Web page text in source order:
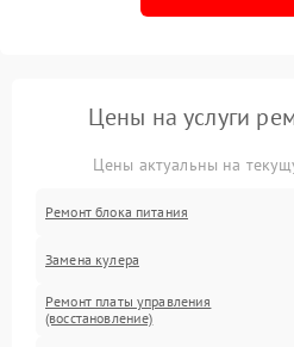
Цены на услуги
Цены актуальны на
Ремонт блока питания
Замена кулера
Ремонт платы управления
(восстановление)